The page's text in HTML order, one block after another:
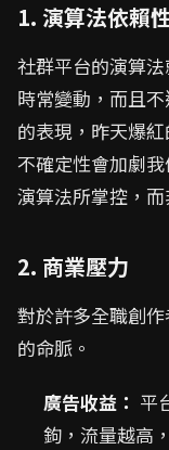
1. 演算法依賴
社群平台的演算
時常變動，而且
的表現，昨天爆
不確定性會加劇
演算法所掌控，
2. 商業壓力
對於許多全職創
的命脈。
廣告收益： 平
鉤，流量越高